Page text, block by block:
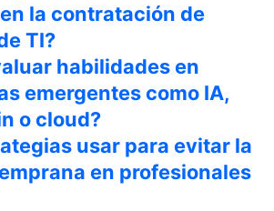
la contratación de
TI?
habilidades en
emergentes como IA,
o cloud?
usar para evitar la
en profesionales